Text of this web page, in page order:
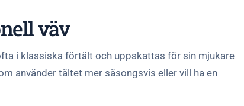
väv
i klassiska förtält och uppskattas för sin mjukare
använder tältet mer säsongsvis eller vill ha en